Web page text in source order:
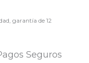
garantía de 12
Seguros